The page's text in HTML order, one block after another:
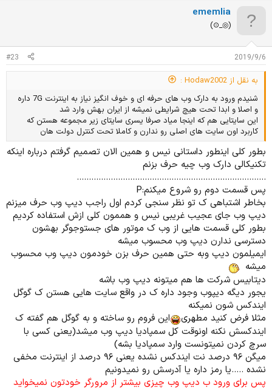
ت
:
ememlia
⁦(⊙_◎)⁩
2019/9/6
#23
به نقل از Hodaw2002 :
شنیدم ورود به دارک وب های حرفه ای و خوف انگیز نیاز به اینترنت 7G داره
و اصلا و ابدا تحت هیچ شرایطی نمیشه از ایران بهش وارد شد
این سایتایی هم که اینجا میاد صرفا یسری سایتای زیر مجموعه هستن که
کاربرد اون سایت های اصلی رو ندارن و کاملا تحت کنترل دولت هان
بطور کلی اینطور داستانی نیس و همین الان تصمیم گرفتم درباره اینکه
تکنیکالی دارک وب چیه حرف بزنم
..............................................................................
پس قسمت دوم رو شروع میکنم:P
بخاطر اشتباهی ک تو نظر سنجی کردم اول راجب دیپ وب حرف میزنم
دیپ وب جای عجیب غریبی نیس و هممون کلی ازش استفاده کردیم
بطور کلی قسمت هایی از وب ک موتور های جستوجوگر بهشون
دسترسی ندارن دیپ وب محسوب میشه
ایمیلمون دیپ وبه حتی همین حرف بزن خودمون دیپ وب محسوب
میشه
دیتابیس شرکت ها هم میتونه دیپ وب باشه
یجور دیگه دیپوب وجود داره ک در واقع سایت هایی هستن ک گوگل
ایندکس شون نمیکنه
مثلا فرض کنید مطهری
این فروم رو ساخته و به گوگل هم گفته ک
ایندکسش نکنه اونوقت کل سمپادیا دیپ وب میشد(یعنی کسی با
سرچ کردن نمیتونست وارد سمپادیا بشه)
میگن ۹۶ درصد نت ایندکس نشده یعنی ۹۶ درصد از اینترنت مخفی
نشده .....یا رمز داره یا آدرسش رو نمیدونیم
پس برای ورود ب دیپ وب چیزی بیشتر از مرورگر خودتون نمیخواید